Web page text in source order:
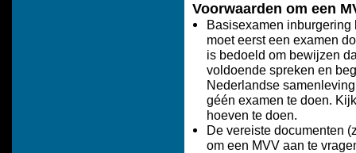
Voorwaarden om een
Basisexamen
moet eerst een examen
is bedoeld om bewijzen
voldoende spreken en
Nederlandse
géén examen te doen.
hoeven te doen.
De vereiste documenten
om een MVV aan te